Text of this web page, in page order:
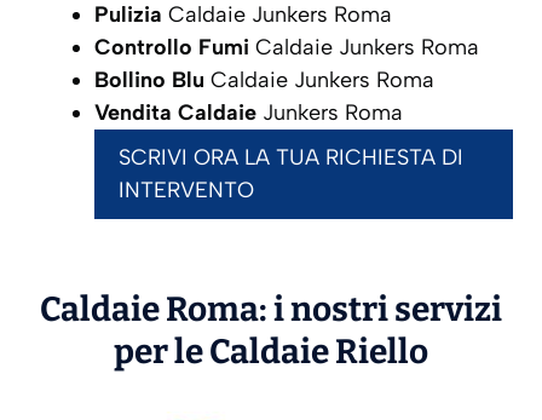
Pulizia Caldaie Junkers Roma
Controllo Fumi Caldaie Junkers Roma
Bollino Blu Caldaie Junkers Roma
Vendita Caldaie Junkers Roma
SCRIVI ORA LA TUA RICHIESTA DI
INTERVENTO
Caldaie Roma: i nostri servizi
per le CaldaieRiello